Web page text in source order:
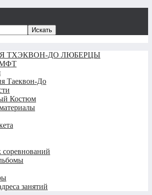
Искать
ТХЭКВОН-ДО ЛЮБЕРЦЫ
МФТ
Таеквон-До
Костюм
соревнований
занятий